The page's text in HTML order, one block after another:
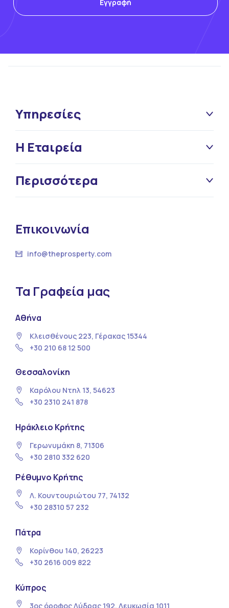
Υπηρεσίες
Η Εταιρεία
Περισσότερα
Επικοινωνία
info@theprosperty.com
Τα Γραφεία μας
Αθήνα
Κλεισθένους 223, Γέρακας 15344
+30 210 68 12 500
Θεσσαλονίκη
Καρόλου Ντηλ 13, 54623
+30 2310 241 878
Ηράκλειο Κρήτης
Γερωνυμάκη 8, 71306
+30 2810 332 620
Ρέθυμνο Κρήτης
Λ. Κουντουριώτου 77, 74132
+30 28310 57 232
Πάτρα
Κορίνθου 140, 26223
+30 2616 009 822
Κύπρος
3ος όροφος Λύδρας 192, Λευκωσία 1011